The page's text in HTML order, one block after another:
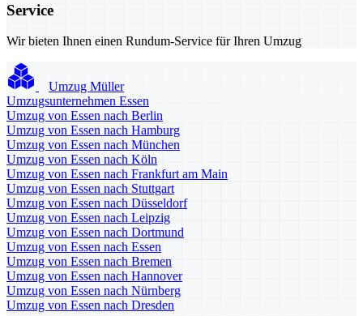
Service
Wir bieten Ihnen einen Rundum-Service für Ihren Umzug
Umzug Müller
Umzugsunternehmen Essen
Umzug von Essen nach Berlin
Umzug von Essen nach Hamburg
Umzug von Essen nach München
Umzug von Essen nach Köln
Umzug von Essen nach Frankfurt am Main
Umzug von Essen nach Stuttgart
Umzug von Essen nach Düsseldorf
Umzug von Essen nach Leipzig
Umzug von Essen nach Dortmund
Umzug von Essen nach Essen
Umzug von Essen nach Bremen
Umzug von Essen nach Hannover
Umzug von Essen nach Nürnberg
Umzug von Essen nach Dresden